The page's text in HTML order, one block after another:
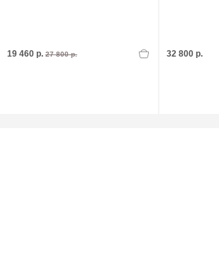
19 460 р. 27 800 р. 32 800 р.